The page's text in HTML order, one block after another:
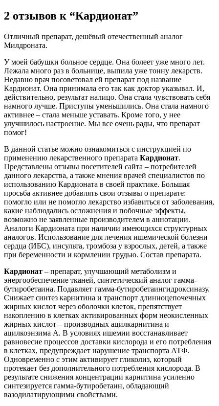
2 отзывов к “Кардионат”
Отличный препарат, дешёвый отечественный аналог
Милдроната.
У моей бабушки больное сердце. Она болеет уже много лет.
Лежала много раз в больнице, выпила уже тонну лекарств.
Недавно врач посоветовал ей препарат под название
Кардионат. Она принимала его так как доктор указывал. И,
действительно, результат налицо. Она стала чувствовать себя
намного лучше. Приступы уменьшились. Она стала намного
активнее – стала меньше уставать. Кроме того, у нее
улучшилось настроение. Мы все очень рады, что препарат
помог!
В данной статье можно ознакомиться с инструкцией по
применению лекарственного препарата Кардионат.
Представлены отзывы посетителей сайта – потребителей
данного лекарства, а также мнения врачей специалистов по
использованию Кардионата в своей практике. Большая
просьба активнее добавлять свои отзывы о препарате:
помогло или не помогло лекарство избавиться от заболевания,
какие наблюдались осложнения и побочные эффекты,
возможно не заявленные производителем в аннотации.
Аналоги Кардионата при наличии имеющихся структурных
аналогов. Использование для лечения ишемической болезни
сердца (ИБС), инсульта, тромбоза у взрослых, детей, а также
при беременности и кормлении грудью. Состав препарата.
Кардионат – препарат, улучшающий метаболизм и
энергообеспечение тканей, синтетический аналог гамма-
бутиробетаина. Подавляет гамма-бутиробетаингидроксиназу.
Снижает синтез карнитина и транспорт длинноцепочечных
жирных кислот через оболочки клеток, препятствует
накоплению в клетках активированных форм неокисленных
жирных кислот – производных ацилкарнитина и
ацилкоэнзима А. В условиях ишемии восстанавливает
равновесие процессов доставки кислорода и его потребления
в клетках, предупреждает нарушение транспорта АТФ.
Одновременно с этим активирует гликолиз, который
протекает без дополнительного потребления кислорода. В
результате снижения концентрации карнитина усиленно
синтезируется гамма-бутиробетаин, обладающий
вазодилатирующими свойствами.